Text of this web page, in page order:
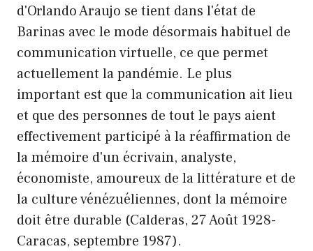
d'Orlando Araujo se tient dans l'état de
Barinas avec le mode désormais habituel de
communication virtuelle, ce que permet
actuellement la pandémie. Le plus
important est que la communication ait lieu
et que des personnes de tout le pays aient
effectivement participé à la réaffirmation de
la mémoire d'un écrivain, analyste,
économiste, amoureux de la littérature et de
la culture vénézuéliennes, dont la mémoire
doit être durable (Calderas, 27 Août 1928-
Caracas, septembre 1987).